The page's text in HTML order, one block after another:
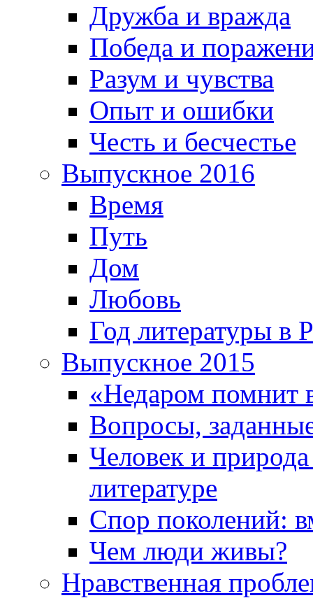
Дружба и вражда
Победа и
Разум и чувства
Опыт и ошибки
Честь и бесчестье
Выпускное 2016
Время
Путь
Дом
Любовь
Год литературы в
Выпускное 2015
«Недаром помнит
Вопросы,
Человек и
литературе
Спор поколений:
Чем люди живы?
Нравственная